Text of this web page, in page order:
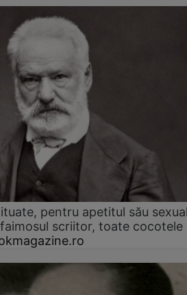
pentru apetitul său
scriitor, toate cocotele